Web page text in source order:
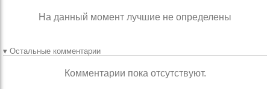
На данный момент лучшие не определены
▾ Остальные комментарии
Комментарии пока отсутствуют.